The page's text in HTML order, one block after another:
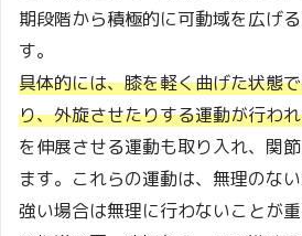
期段階から積極的に可動域を広げ
す。
具体的には、膝を軽く曲げた状態
り、外旋させたりする運動が行わ
を伸展させる運動も取り入れ、関
ます。これらの運動は、無理のな
強い場合は無理に行わないことが